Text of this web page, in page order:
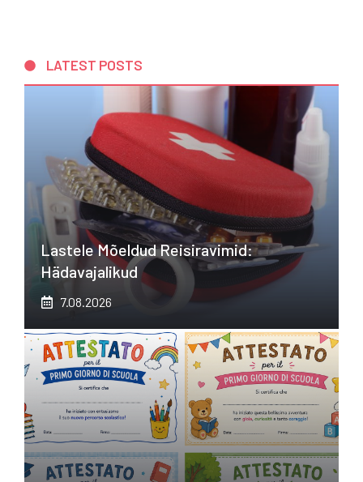
LATEST POSTS
Lastele Mõeldud Reisiravimid:
Hädavajalikud
7.08.2026